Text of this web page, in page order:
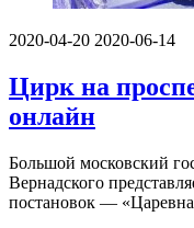
2020-04-20 2020-06-14
Цирк на
онлайн
Большой московский
Вернадского
постановок —